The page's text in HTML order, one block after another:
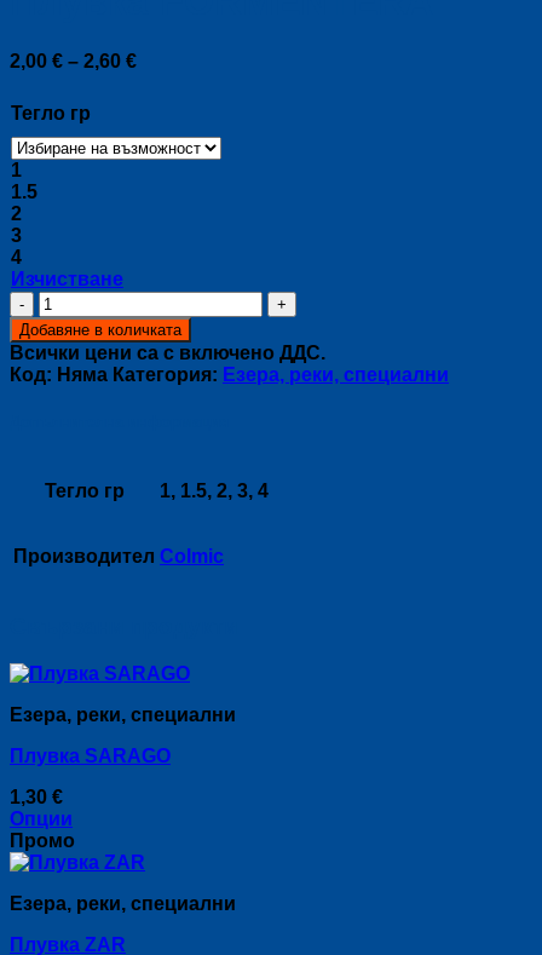
2,00 € – 2,60 €Price
2,60 €
Тегло гр
1
1.5
2
3
4
Изчистване
количество
за
Плувка
FORMENTERA
Добавяне в количката
Всички цени са с включено ДДС.
Код: Няма Категория: Езера, реки, специални
Тегло гр 1, 1.5, 2, 3, 4
Производител Colmic
Езера, реки, специални
Плувка SARAGO
1,30 €
Опции
This
product
multiple
The
Промо
Езера, реки, специални
Плувка ZAR